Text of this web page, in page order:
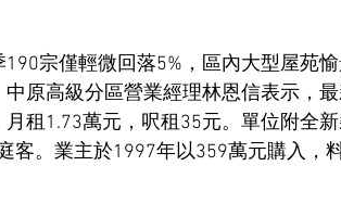
宗僅輕微回落5%，區內大型屋苑
原高級分區營業經理林恩信表示，
租1.73萬元，呎租35元。單位附全新
客。業主於1997年以359萬元購入，